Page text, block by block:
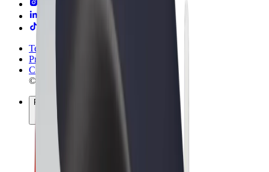
Termos & Condições
Privacidade
Cookies
© 2026 Bolt Technology OÜ
Produtos
Viagens
Trotinetes